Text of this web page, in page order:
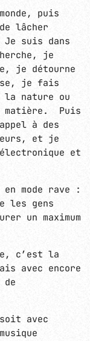
puis
lâcher
suis dans
je
je détourne
je fais
nature ou
matière. Puis
à des
et je
et
mode rave :
les gens
un maximum
c’est la
avec encore
de
avec